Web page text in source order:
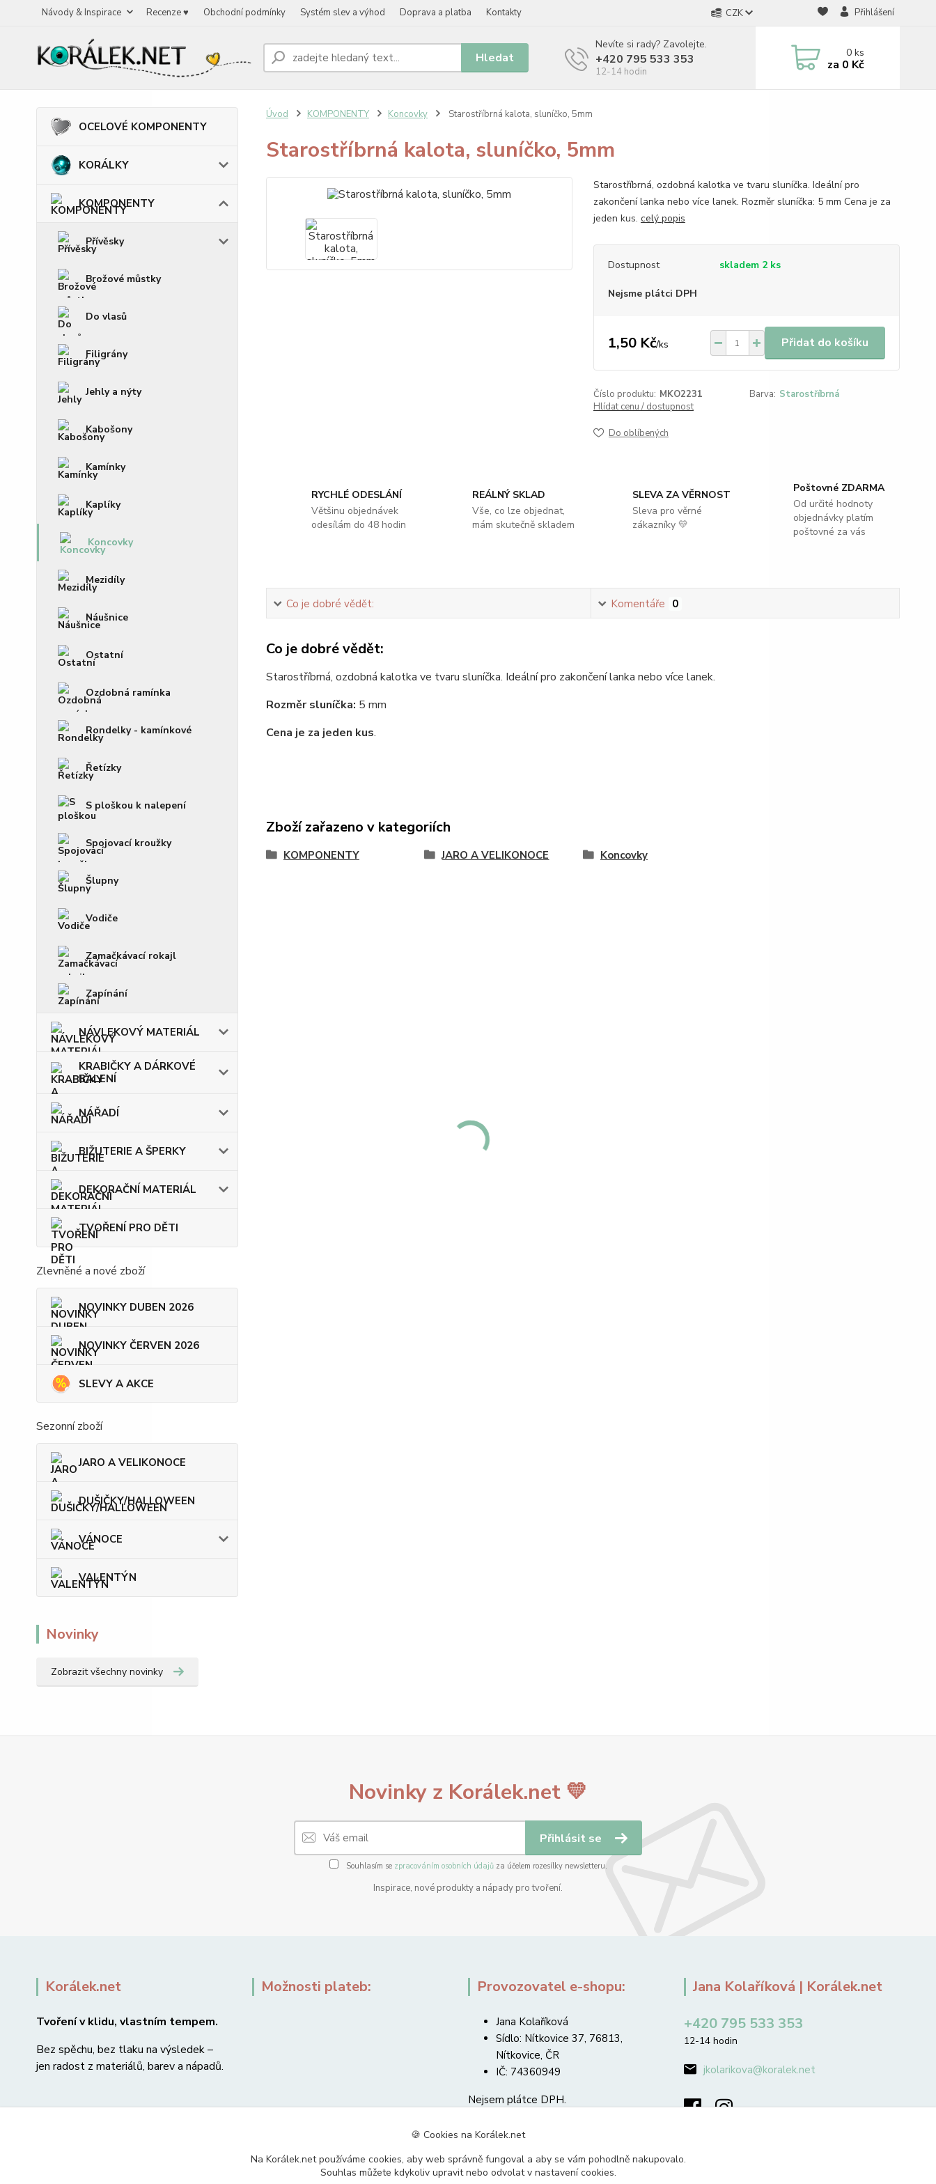
Návody & Inspirace Recenze ♥ Obchodní podmínky Systém slev a výhod Doprava a platba Kontakty CZK Přihlášení
Hledat
Nevíte si rady? Zavolejte.
+420 795 533 353
12-14 hodin
0ks
za 0 Kč
OCELOVÉ KOMPONENTY
KORÁLKY
KOMPONENTY
Přívěsky
Brožové můstky
Do vlasů
Filigrány
Jehly a nýty
Kabošony
Kamínky
Kaplíky
Koncovky
Mezidíly
Náušnice
Ostatní
Ozdobná ramínka
Rondelky - kamínkové
Řetízky
S ploškou k nalepení
Spojovací kroužky
Šlupny
Vodiče
Zamačkávací rokajl
Zapínání
NÁVLEKOVÝ MATERIÁL
KRABIČKY A DÁRKOVÉ
BALENÍ
NÁŘADÍ
BIŽUTERIE A ŠPERKY
DEKORAČNÍ MATERIÁL
TVOŘENÍ PRO DĚTI
Zlevněné a nové zboží
NOVINKY DUBEN 2026
NOVINKY ČERVEN 2026
SLEVY A AKCE
Sezonní zboží
JARO A VELIKONOCE
DUŠIČKY/HALLOWEEN
VÁNOCE
VALENTÝN
Novinky
Zobrazit všechny novinky
Úvod KOMPONENTY Koncovky Starostříbrná kalota, sluníčko, 5mm
Starostříbrná kalota, sluníčko, 5mm
Starostříbrná, ozdobná kalotka ve tvaru sluníčka. Ideální pro
zakončení lanka nebo více lanek. Rozměr sluníčka: 5 mm Cena je za
jeden kus. celý popis
Dostupnost skladem 2 ks
Nejsme plátci DPH
1,50 Kč/ks Přidat do košíku
Číslo produktu: MKO2231 Barva: Starostříbrná
Hlídat cenu / dostupnost
Do oblíbených
RYCHLÉ ODESLÁNÍ
Většinu objednávek
odesílám do 48 hodin
REÁLNÝ SKLAD
Vše, co lze objednat,
mám skutečně skladem
SLEVA ZA VĚRNOST
Sleva pro věrné
zákazníky 💛
Poštovné ZDARMA
Od určité hodnoty
objednávky platím
poštovné za vás
Co je dobré vědět: Komentáře 0
Co je dobré vědět:
Starostříbrná, ozdobná kalotka ve tvaru sluníčka. Ideální pro zakončení lanka nebo více lanek.
Rozměr sluníčka: 5 mm
Cena je za jeden kus.
Zboží zařazeno v kategoriích
KOMPONENTY JARO A VELIKONOCE Koncovky
Novinky z Korálek.net 💛
Přihlásit se
Souhlasím se zpracováním osobních údajůza účelem rozesílky newsletteru.
Inspirace, nové produkty a nápady pro tvoření.
Korálek.net
Tvoření v klidu, vlastním tempem.
Bez spěchu, bez tlaku na výsledek –
jen radost z materiálů, barev a nápadů.
Možnosti plateb: Provozovatel e-shopu:
Jana Kolaříková
Sídlo: Nítkovice 37, 76813,
Nítkovice, ČR
IČ: 74360949
Nejsem plátce DPH.
Jana Kolaříková | Korálek.net
+420 795 533 353
12-14 hodin
jkolarikova@koralek.net
🍪 Cookies na Korálek.net
Na Korálek.net používáme cookies, aby web správně fungoval a aby se vám pohodlně nakupovalo.
Souhlas můžete kdykoliv upravit nebo odvolat v nastavení cookies.